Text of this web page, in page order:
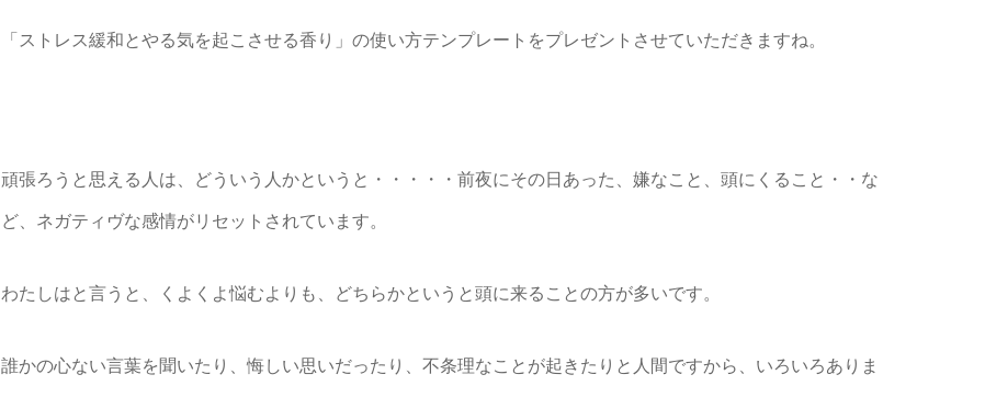
「ストレス緩和とやる気を起こさせる香り」の使い方テンプレートをプレゼントさせていただきますね。
頑張ろうと思える人は、どういう人かというと・・・・・ 前夜にその日あった、嫌なこと、頭にくること・・な
ど、 ネガティヴな感情がリセットされています。
わたしはと言うと、くよくよ悩むよりも、どちらかというと頭に来ることの方が多いです。
誰かの心ない言葉を聞いたり、悔しい思いだったり、不条理なことが起きたりと人間ですから、いろいろありま